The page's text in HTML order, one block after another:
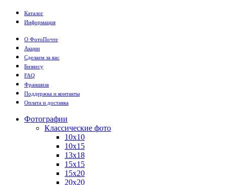
Каталог
Информация
О ФотоПочте
Акции
Сделаем за вас
Бизнесу
FAQ
Франшиза
Поддержка и контакты
Оплата и доставка
Фотографии
Классические фото
10х10
10х15
13х18
15х15
15х20
20х20